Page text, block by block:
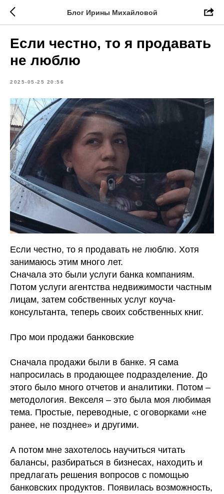
Блог Ирины Михайловой
Если честно, то я продавать
не люблю
2025-05-25 20:56
Если честно, то я продавать не люблю. Хотя
занимаюсь этим много лет.
Сначала это были услуги банка компаниям.
Потом услуги агентства недвижимости частным
лицам, затем собственных услуг коуча-
консультанта, теперь своих собственных книг.
Про мои продажи банковские
Сначала продажи были в банке. Я сама
напросилась в продающее подразделение. До
этого было много отчетов и аналитики. Потом –
методология. Векселя – это была моя любимая
тема. Простые, переводные, с оговорками «не
ранее, не позднее» и другими.
А потом мне захотелось научиться читать
балансы, разбираться в бизнесах, находить и
предлагать решения вопросов с помощью
банковских продуктов. Появилась возможность,